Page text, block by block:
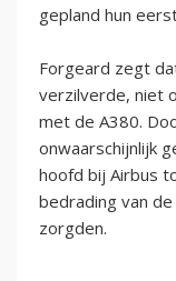
gepland hun
Forgeard zegt
verzilverde, niet
met de A380.
onwaarschijnlijk
hoofd bij Airbus
bedrading van
zorgden.